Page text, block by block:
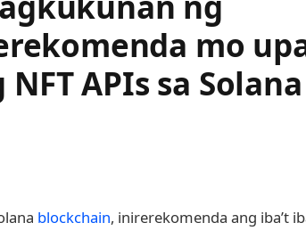
mo
APIs sa Solana
blockchain, inirerekomenda ang iba’t